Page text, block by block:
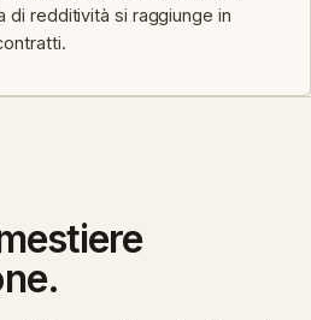
di redditività si raggiunge in